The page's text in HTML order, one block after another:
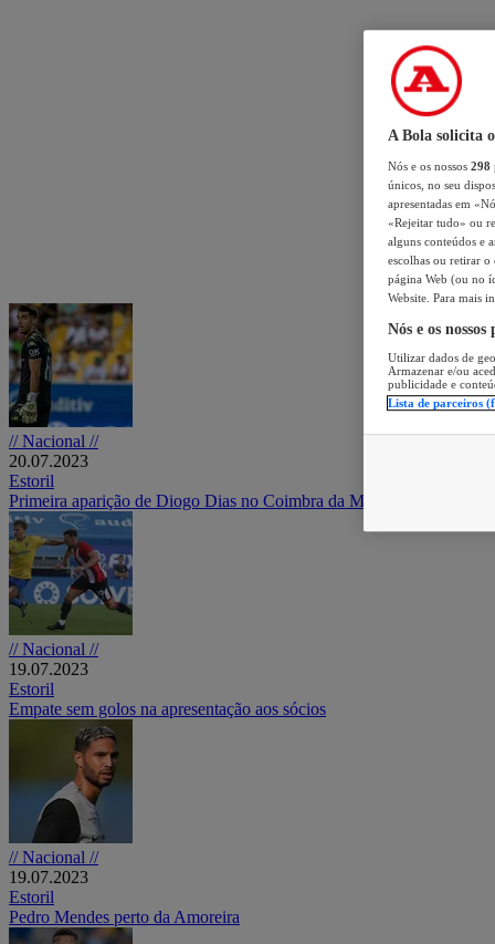
// Nacional //
20.07.2023
Estoril
Primeira aparição de Diogo Dias no Coimbra da Mota como sénior
// Nacional //
19.07.2023
Estoril
Empate sem golos na apresentação aos sócios
// Nacional //
19.07.2023
Estoril
Pedro Mendes perto da Amoreira
A Bola solicita
Nós e os nossos 298
únicos, no seu
apresentadas em
«Rejeitar tudo» ou
alguns conteúdos e
escolhas ou retirar
página Web (ou no
Website. Para mais
Nós e os
Utilizar dados de
Armazenar e/ou
publicidade e
Lista de parceiros